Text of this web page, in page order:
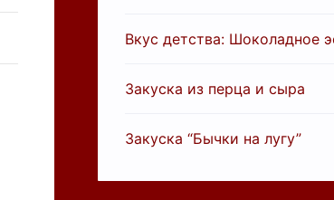
Вкус детства: Шоколадное
Закуска из перца и сыра
Закуска “Бычки на лугу”